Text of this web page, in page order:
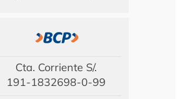
Cta. Corriente S/.
191-1832698-0-99